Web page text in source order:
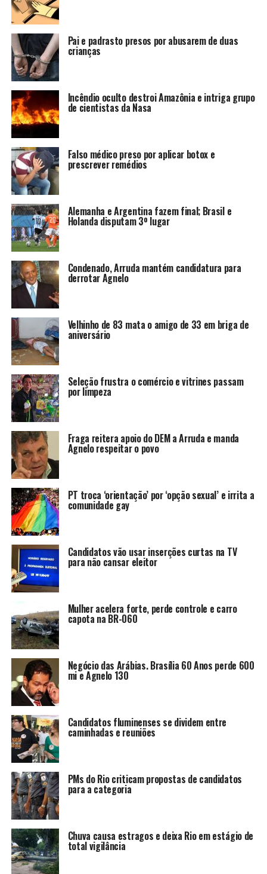
Pai e padrasto presos por abusarem de duas
crianças
Incêndio oculto destroi Amazônia e intriga grupo
de cientistas da Nasa
Falso médico preso por aplicar botox e
prescrever remédios
Alemanha e Argentina fazem final; Brasil e
Holanda disputam 3º lugar
Condenado, Arruda mantém candidatura para
derrotar Agnelo
Velhinho de 83 mata o amigo de 33 em briga de
aniversário
Seleção frustra o comércio e vitrines passam
por limpeza
Fraga reitera apoio do DEM a Arruda e manda
Agnelo respeitar o povo
PT troca ‘orientação’ por ‘opção sexual’ e irrita a
comunidade gay
Candidatos vão usar inserções curtas na TV
para não cansar eleitor
Mulher acelera forte, perde controle e carro
capota na BR-060
Negócio das Arábias. Brasília 60 Anos perde 600
mi e Agnelo 130
Candidatos fluminenses se dividem entre
caminhadas e reuniões
PMs do Rio criticam propostas de candidatos
para a categoria
Chuva causa estragos e deixa Rio em estágio de
total vigilância